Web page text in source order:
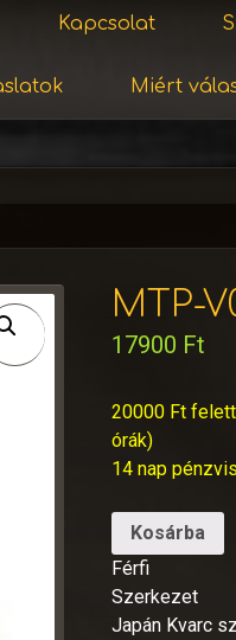
Kapcsolat
Miért
MTP-
17900 Ft
20000 Ft
órák)
14 nap
Kosárba
Férfi
Szerkezet
Japán Kvarc